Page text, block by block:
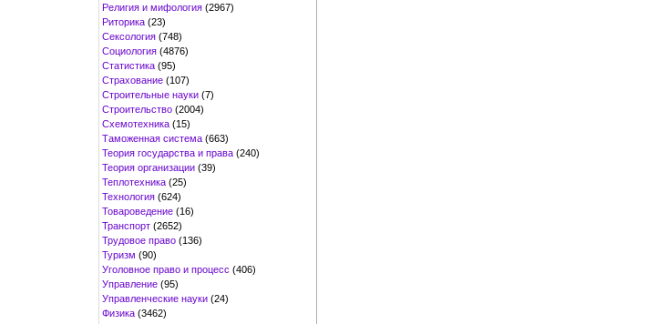
Религия и мифология (2967)
Риторика (23)
Сексология (748)
Социология (4876)
Статистика (95)
Страхование (107)
Строительные науки (7)
Строительство (2004)
Схемотехника (15)
Таможенная система (663)
Теория государства и права (240)
Теория организации (39)
Теплотехника (25)
Технология (624)
Товароведение (16)
Транспорт (2652)
Трудовое право (136)
Туризм (90)
Уголовное право и процесс (406)
Управление (95)
Управленческие науки (24)
Физика (3462)